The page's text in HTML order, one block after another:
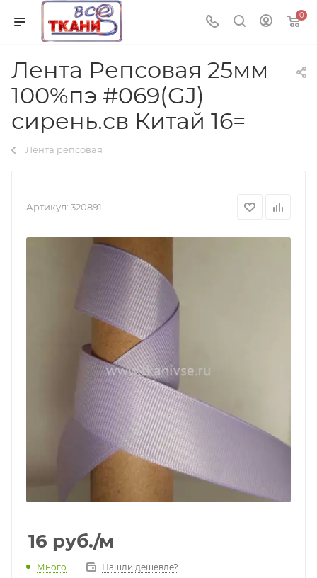
0
Лента Репсовая 25мм
100%пэ #069(GJ)
сирень.св Китай 16=
Лента репсовая
Артикул: 320891
16 руб./м
Много Нашли дешевле?